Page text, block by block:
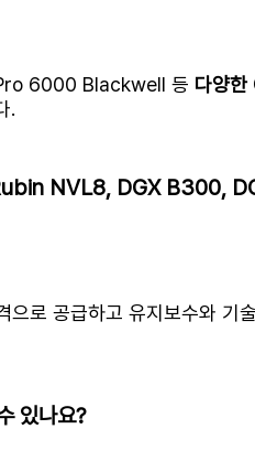
6000 Blackwell 등 다양한
.
NVL8, DGX B300,
로 공급하고 유지보수와 기
있나요?